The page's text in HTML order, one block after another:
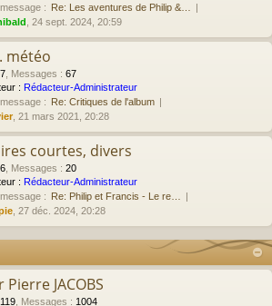
: Re: Les aventures de Philip &…
, 24 sept. 2024, 20:59
météo
7 Messages : 67
: Rédacteur-Administrateur
: Re: Critiques de l'album
, 21 mars 2021, 20:28
courtes, divers
6 Messages : 20
: Rédacteur-Administrateur
: Re: Philip et Francis - Le re…
, 27 déc. 2024, 20:28
Pierre JACOBS
119 Messages : 1004